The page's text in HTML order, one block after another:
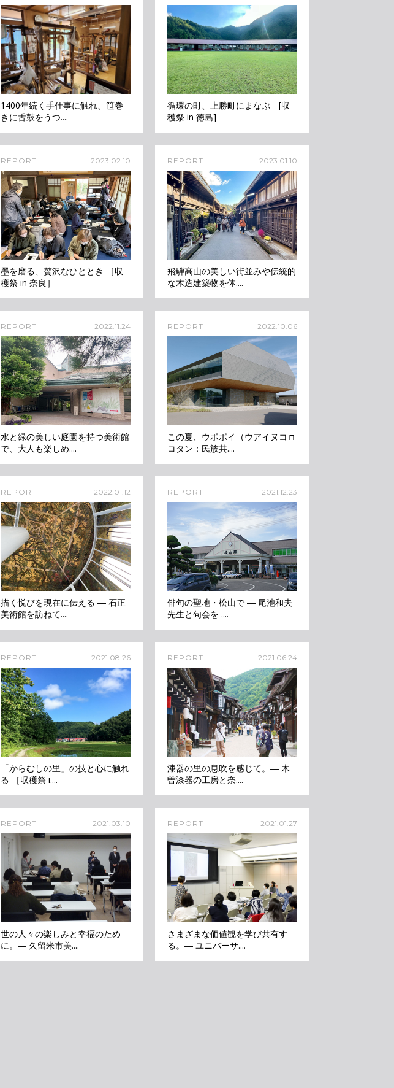
1400年続く手仕事に触れ、笹巻
きに舌鼓をうつ....
循環の町、上勝町にまなぶ [収
穫祭 in 徳島]
REPORT 2023.02.10
墨を磨る、贅沢なひととき ［収
穫祭 in 奈良］
REPORT 2023.01.10
飛騨高山の美しい街並みや伝統的
な木造建築物を体....
REPORT 2022.11.24
水と緑の美しい庭園を持つ美術館
で、大人も楽しめ....
REPORT 2022.10.06
この夏、ウポポイ（ウアイヌコㇿ
コタン：民族共....
REPORT 2022.01.12
描く悦びを現在に伝える ― 石正
美術館を訪ねて....
REPORT 2021.12.23
俳句の聖地・松山で ― 尾池和夫
先生と句会を ....
REPORT 2021.08.26
「からむしの里」の技と心に触れ
る ［収穫祭 i....
REPORT 2021.06.24
漆器の里の息吹を感じて。― 木
曽漆器の工房と奈....
REPORT 2021.03.10
世の人々の楽しみと幸福のため
に。― 久留米市美....
REPORT 2021.01.27
さまざまな価値観を学び共有す
る。― ユニバーサ....